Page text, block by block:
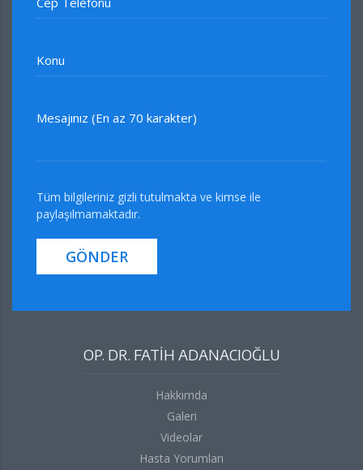
Konu
Mesajınız (En az 70 karakter)
Tüm bilgileriniz gizli tutulmakta ve kimse ile
paylaşılmamaktadır.
GÖNDER
OP. DR. FATİH ADANACIOĞLU
Hakkımda
Galeri
Videolar
Hasta Yorumları